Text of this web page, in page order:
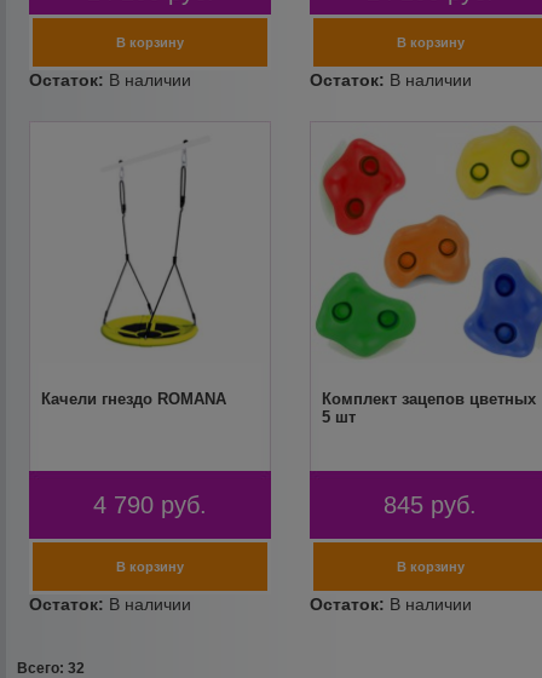
Качели гнездо ROMANA
4 790 руб.
Комплект зацепов цветных
5 шт
845 руб.
Всего: 32